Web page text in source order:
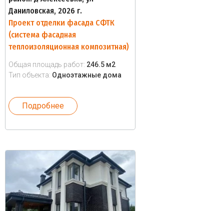
Даниловская, 2026 г.
Проект отделки фасада СФТК
(система фасадная
теплоизоляционная композитная)
Общая площадь работ: 246.5 м2
Тип объекта: Одноэтажные дома
Подробнее